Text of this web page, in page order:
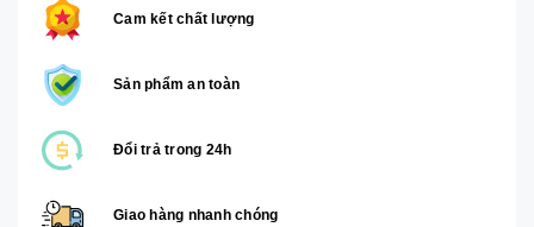
Cam kết chất lượng
Sản phẩm an toàn
Đổi trả trong 24h
Giao hàng nhanh chóng